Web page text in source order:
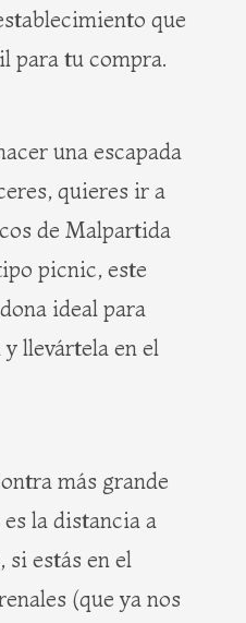
que
para tu compra.
una escapada
quieres ir a
de Malpartida
picnic, este
ideal para
llevártela en el
más grande
la distancia a
si estás en el
(que ya nos